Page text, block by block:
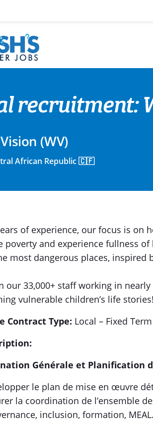
recruitment:
(WV)
African Republic 🇨🇫
of experience, our focus is on
poverty and experience fullness
most dangerous places, inspired
our 33,000+ staff working in
vulnerable children’s life stories!
Contract Type: Local – Fixed
Générale et
le plan de mise en œuvre
la coordination de l’ensemble
inclusion, formation, MEAL.